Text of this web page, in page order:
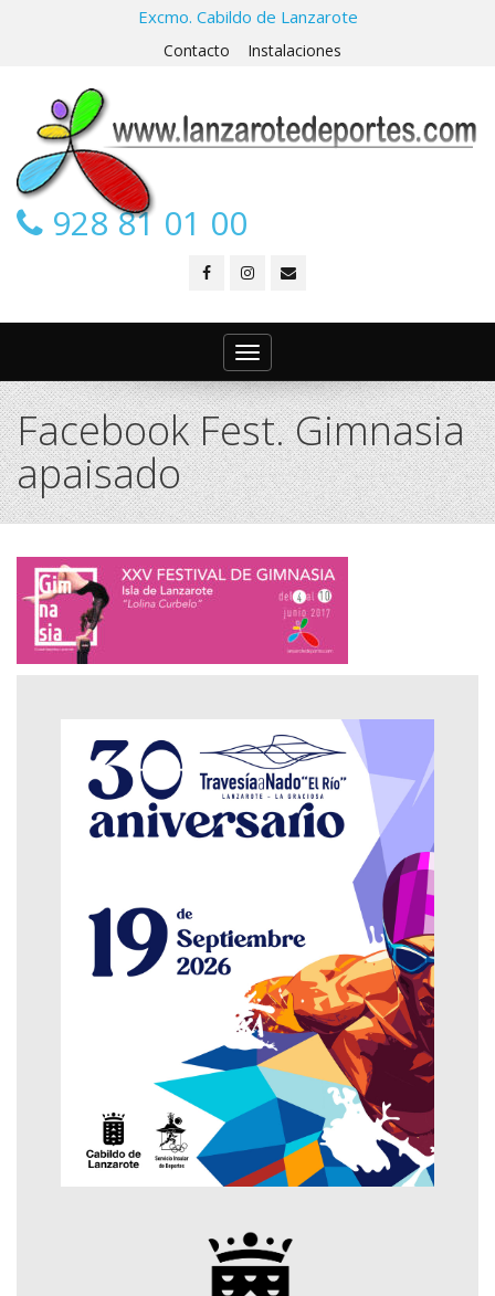
Excmo. Cabildo de Lanzarote
Contacto Instalaciones
928 81 01 00
Toggle
navigation
Facebook Fest. Gimnasia
apaisado